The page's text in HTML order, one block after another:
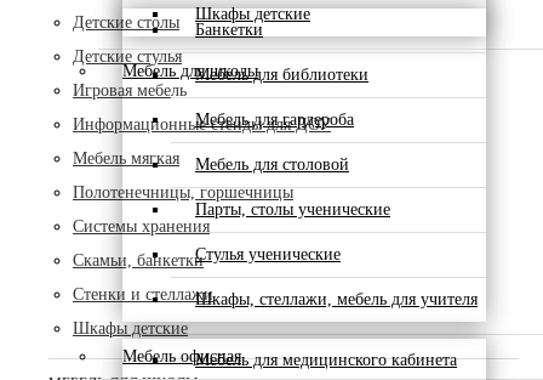
Шкафы детские
Мебель для школы
Банкетки
Мебель для библиотеки
Мебель для гардероба
Мебель для столовой
Парты, столы ученические
Стулья ученические
Шкафы, стеллажи, мебель для учителя
Мебель офиснаяМебель для медицинского кабинета
Детские столы
Детские стулья
Игровая мебель
Информационные стенды для ДОУ
Мебель мягкая
Полотенечницы, горшечницы
Системы хранения
Скамьи, банкетки
Стенки и стеллажи
Шкафы детские